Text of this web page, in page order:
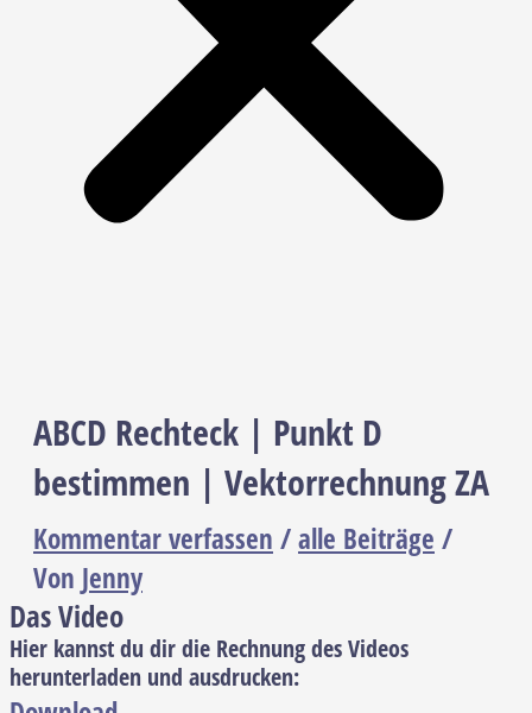
ABCD Rechteck | Punkt D
bestimmen | Vektorrechnung ZA
Kommentar verfassen /alle Beiträge /
Von Jenny
Das Video
Hier kannst du dir die Rechnung des Videos
herunterladen und ausdrucken: